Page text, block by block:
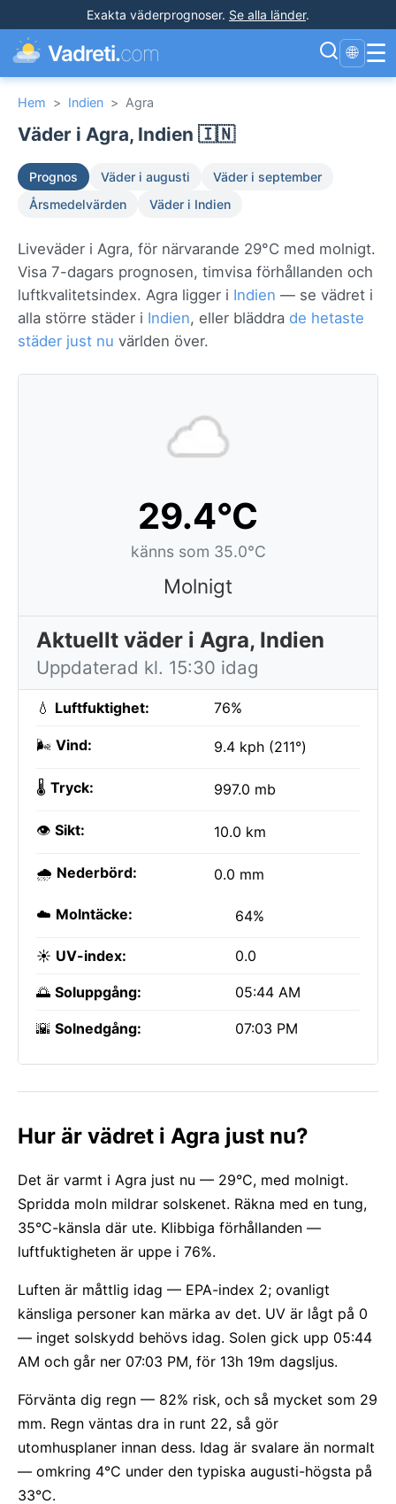
Exakta väderprognoser. Se alla länder.
Vadreti.com 🌐 ☰
Hem > Indien > Agra
Väder i Agra, Indien 🇮🇳
Prognos Väder i augusti
Väder i september
Årsmedelvärden
Väder i Indien
Liveväder i Agra, för närvarande 29°C med molnigt.
Visa 7-dagars prognosen, timvisa förhållanden och
luftkvalitetsindex. Agra ligger i Indien — se vädret i
alla större städer i Indien, eller bläddra de hetaste
städer just nu världen över.
29.4°C
känns som 35.0°C
Molnigt
Aktuellt väder i Agra, Indien
Uppdaterad kl. 15:30 idag
💧 Luftfuktighet: 76%
🌬️ Vind: 9.4 kph (211°)
🌡️ Tryck: 997.0 mb
👁️ Sikt: 10.0 km
🌧️ Nederbörd: 0.0 mm
☁️ Molntäcke: 64%
☀️ UV-index: 0.0
🌅 Soluppgång: 05:44 AM
🌇 Solnedgång: 07:03 PM
Hur är vädret i Agra just nu?
Det är varmt i Agra just nu — 29°C, med molnigt.
Spridda moln mildrar solskenet. Räkna med en tung,
35°C-känsla där ute. Klibbiga förhållanden —
luftfuktigheten är uppe i 76%.
Luften är måttlig idag — EPA-index 2; ovanligt
känsliga personer kan märka av det. UV är lågt på 0
— inget solskydd behövs idag. Solen gick upp 05:44
AM och går ner 07:03 PM, för 13h 19m dagsljus.
Förvänta dig regn — 82% risk, och så mycket som 29
mm. Regn väntas dra in runt 22, så gör
utomhusplaner innan dess. Idag är svalare än normalt
— omkring 4°C under den typiska augusti-högsta på
33°C.